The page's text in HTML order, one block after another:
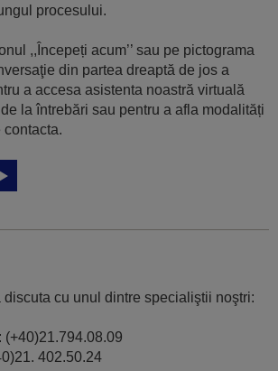
procesului.
,,Începeți acum’’ sau pe pictograma
din partea dreaptă de jos a
a accesa asistenta noastră virtuală
la întrebări sau pentru a afla modalități
contacta.
discuta cu unul dintre specialiştii noştri:
(+40)21.794.08.09
402.50.24